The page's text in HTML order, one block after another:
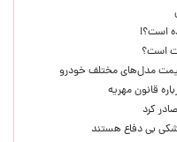
است؟
قانون مهریه
کرد
بی دفاع هستند